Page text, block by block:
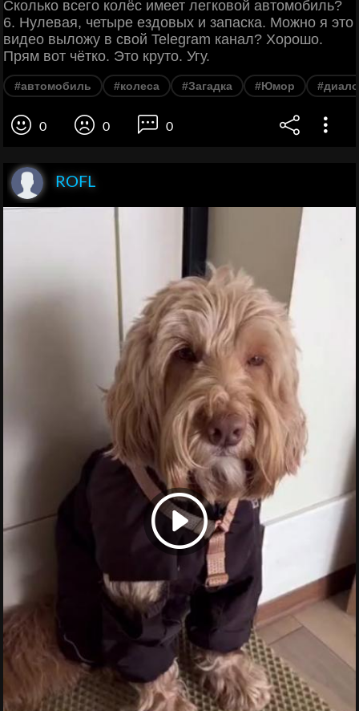
Сколько всего колёс имеет легковой автомобиль?
6. Нулевая, четыре ездовых и запаска. Можно я это
видео выложу в свой Telegram канал? Хорошо.
Прям вот чётко. Это круто. Угу.
#автомобиль #колеса #Загадка #Юмор
0 0 0
ROFL